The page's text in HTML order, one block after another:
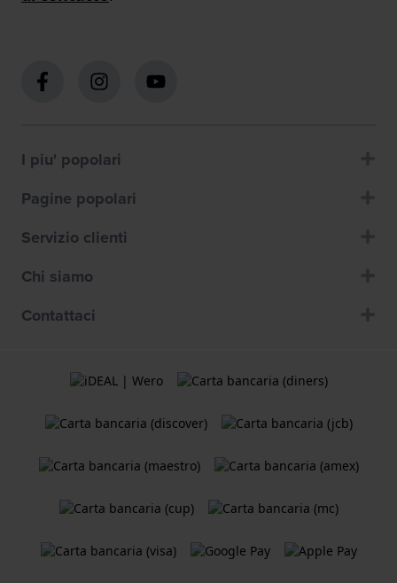
I piu' popolari
Pagine popolari
Servizio clienti
Chi siamo
Contattaci